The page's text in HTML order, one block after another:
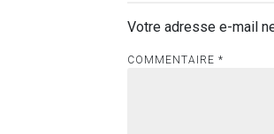
Votre adresse e-mail
COMMENTAIRE *